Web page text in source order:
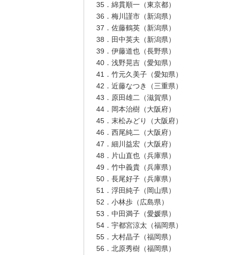
35．綿貫順一（東京都）
36．梅川謹市（新潟県）
37．佐藤鶴英（新潟県）
38．田中英夫（新潟県）
39．伊藤道也（長野県）
40．浅野晃吉（愛知県）
41．竹元久美子（愛知県）
42．近藤なつき（三重県）
43．原田雄二（滋賀県）
44．岡本治樹（大阪府）
45．末松みどり（大阪府）
46．西尾純二（大阪府）
47．細川益宏（大阪府）
48．片山直也（兵庫県）
49．竹中義貴（兵庫県）
50．長尾好子（兵庫県）
51．浮田純子（岡山県）
52．小林歩（広島県）
53．中田満子（愛媛県）
54．宇都宮涼太（福岡県）
55．大村晶子（福岡県）
56．北原秀樹（福岡県）